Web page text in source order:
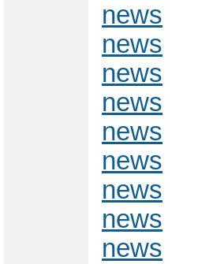
news
news
news
news
news
news
news
news
news